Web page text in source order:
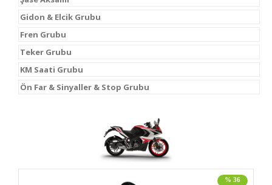
Gidon & Elcik Grubu
Fren Grubu
Teker Grubu
KM Saati Grubu
Ön Far & Sinyaller & Stop Grubu
% 36